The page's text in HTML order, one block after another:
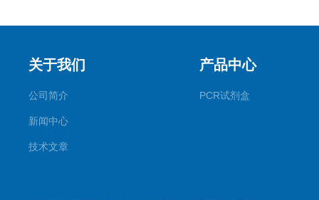
关于我们
公司简介
新闻中心
技术文章
产品中心
PCR试剂盒